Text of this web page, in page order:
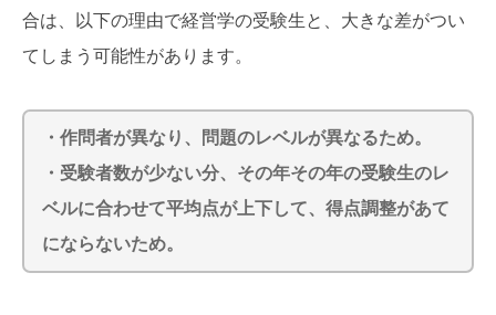
合は、以下の理由で経営学の受験生と、大きな差がつい
てしまう可能性があります。
・作問者が異なり、問題のレベルが異なるため。
・受験者数が少ない分、その年その年の受験生のレ
ベルに合わせて平均点が上下して、得点調整があて
にならないため。